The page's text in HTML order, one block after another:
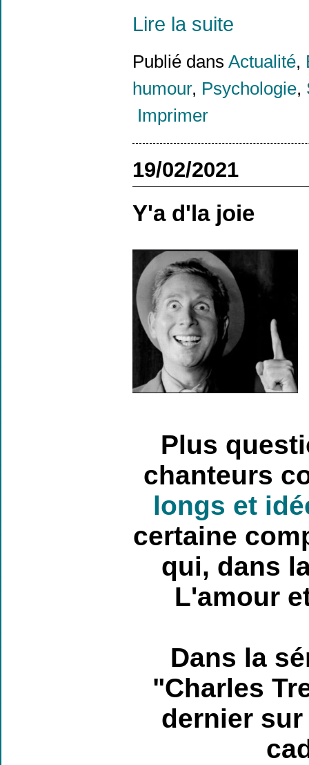
Lire la suite
Publié dans Actualité,
humour, Psychologie,
Imprimer
19/02/2021
Y'a d'la joie
Plus
chanteurs
longs et
certaine
qui, dans
L'amour
Dans la
"Charles
dernier